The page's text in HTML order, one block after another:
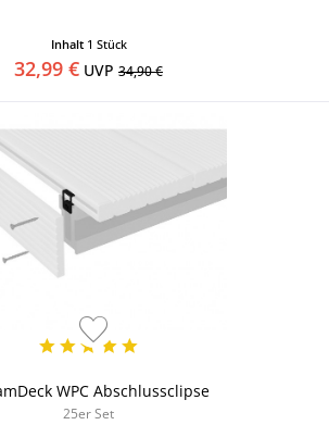
Inhalt 1 Stück
32,99 € UVP 34,90 €
WPC Abschlussclipse
25er Set